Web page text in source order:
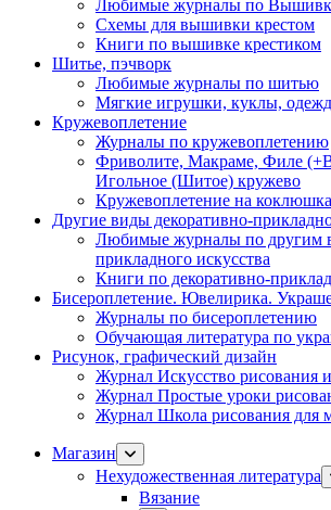
Любимые журналы по
Схемы для вышивки крестом
Книги по вышивке крестиком
Шитье, пэчворк
Любимые журналы по шитью
Мягкие игрушки, куклы,
Кружевоплетение
Журналы по кружевоплетению
Фриволите, Макраме, Филе
Игольное (Шитое) кружево
Кружевоплетение на
Другие виды декоративно-
Любимые журналы по другим
прикладного искусства
Книги по декоративно-
Бисероплетение. Ювелирика.
Журналы по бисероплетению
Обучающая литература по
Рисунок, графический дизайн
Журнал Искусство рисования
Журнал Простые уроки
Журнал Школа рисования для
Магазин
Нехудожественная литература
Вязание